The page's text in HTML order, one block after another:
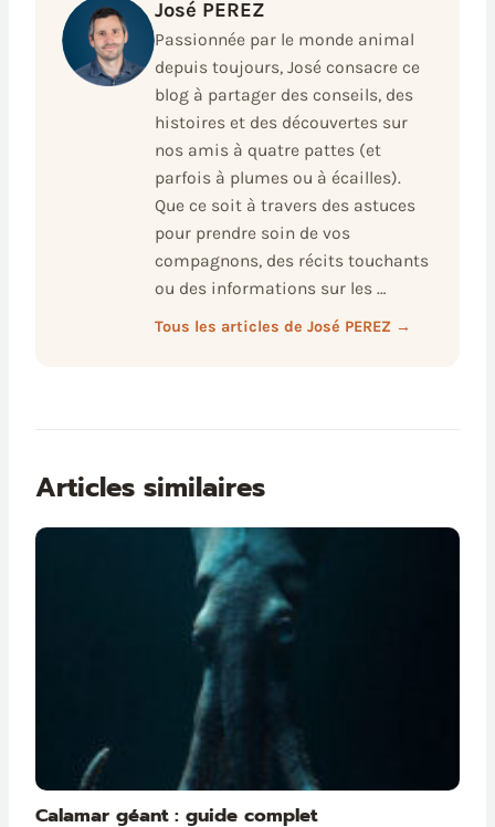
José PEREZ
Passionnée par le monde animal
depuis toujours, José consacre ce
blog à partager des conseils, des
histoires et des découvertes sur
nos amis à quatre pattes (et
parfois à plumes ou à écailles).
Que ce soit à travers des astuces
pour prendre soin de vos
compagnons, des récits touchants
ou des informations sur les …
Tous les articles de José PEREZ →
Articles similaires
Calamar géant : guide complet